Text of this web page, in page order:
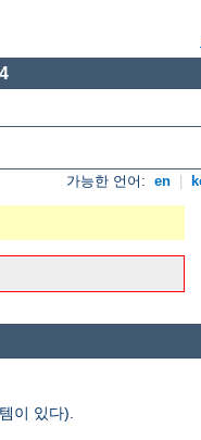
가능한 언어: en
이 있다).